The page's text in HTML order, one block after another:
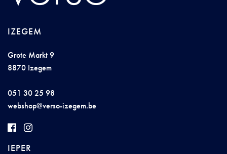
IZEGEM
Grote Markt 9
8870 Izegem
051 30 25 98
webshop@verso-izegem.be
IEPER